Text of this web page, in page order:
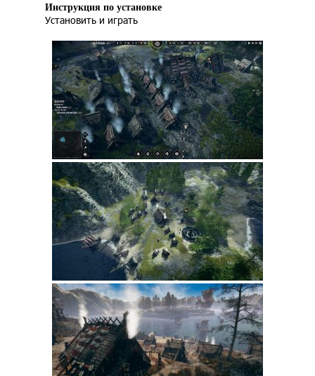
Инструкция по установке
Установить и играть